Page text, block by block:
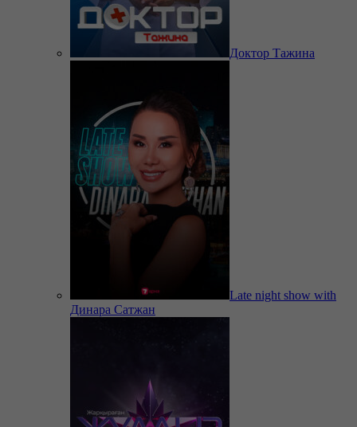
Доктор Тажина
Late night show with
Динара Сатжан